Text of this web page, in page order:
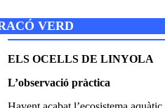
VERD
ELS OCELLS DE LINYOLA
L’observació pràctica